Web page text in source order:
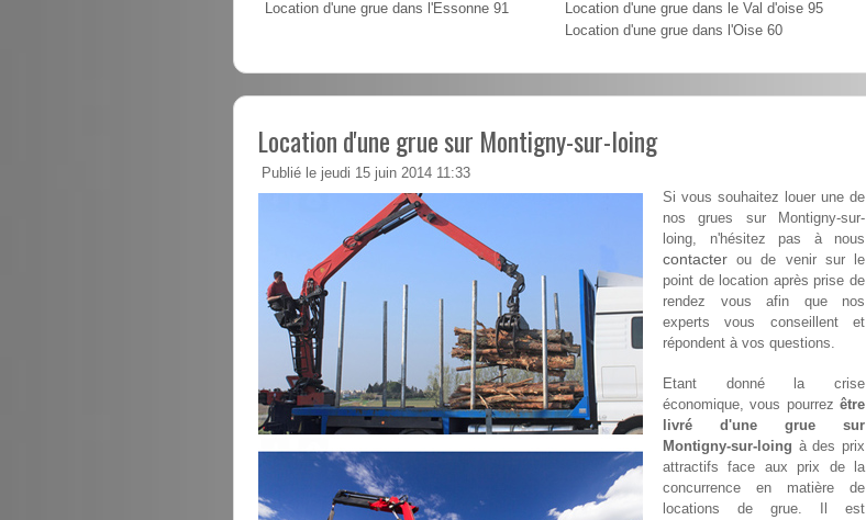
Location d'une grue dans l'Essonne 91
Location d'une grue dans le Val d'oise 95
Location d'une grue dans l'Oise 60
Location d'une grue sur Montigny-sur-loing
Publié le jeudi 15 juin 2014 11:33
Si vous souhaitez louer une de
nos grues sur Montigny-sur-
loing, n'hésitez pas à nous
contacter ou de venir sur le
point de location après prise de
rendez vous afin que nos
experts vous conseillent et
répondent à vos questions.
Etant donné la crise
économique, vous pourrez être
livré d'une grue sur
Montigny-sur-loing à des prix
attractifs face aux prix de la
concurrence en matière de
locations de grue. Il est